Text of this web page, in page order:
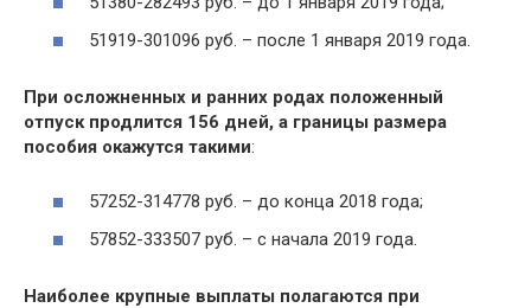
51919-301096 руб. – после 1 января 2019 года.
При осложненных и ранних родах положенный
отпуск продлится 156 дней, а границы размера
пособия окажутся такими:
57252-314778 руб. – до конца 2018 года;
57852-333507 руб. – с начала 2019 года.
Наиболее крупные выплаты полагаются при